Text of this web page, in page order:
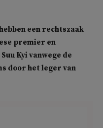
een rechtszaak
premier en
Kyi vanwege de
door het leger van